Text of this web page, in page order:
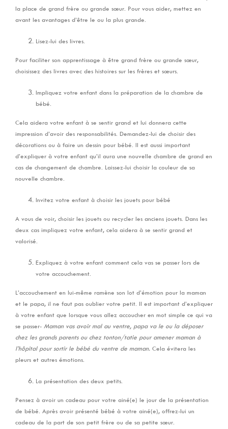
la place de grand frère ou grande sœur. Pour vous aider, mettez en
avant les avantages d’être le ou la plus grande.
Lisez-lui des livres.
Pour faciliter son apprentissage à être grand frère ou grande sœur,
choisissez des livres avec des histoires sur les frères et sœurs.
Impliquez votre enfant dans la préparation de la chambre de
bébé.
Cela aidera votre enfant à se sentir grand et lui donnera cette
impression d’avoir des responsabilités. Demandez-lui de choisir des
décorations ou à faire un dessin pour bébé. Il est aussi important
d’expliquer à votre enfant qu’il aura une nouvelle chambre de grand en
cas de changement de chambre. Laissez-lui choisir la couleur de sa
nouvelle chambre.
Invitez votre enfant à choisir les jouets pour bébé
A vous de voir, choisir les jouets ou recycler les anciens jouets. Dans les
deux cas impliquez votre enfant, cela aidera à se sentir grand et
valorisé.
Expliquez à votre enfant comment cela vas se passer lors de
votre accouchement.
L’accouchement en lui-même ramène son lot d’émotion pour la maman
et le papa, il ne faut pas oublier votre petit. Il est important d’expliquer
à votre enfant que lorsque vous allez accoucher en mot simple ce qui va
se passer- Maman vas avoir mal au ventre, papa va le ou la déposer
chez les grands parents ou chez tonton/tatie pour amener maman à
l’hôpital pour sortir le bébé du ventre de maman. Cela évitera les
pleurs et autres émotions.
La présentation des deux petits.
Pensez à avoir un cadeau pour votre ainé(e) le jour de la présentation
de bébé. Après avoir présenté bébé à votre ainé(e), offrez-lui un
cadeau de la part de son petit frère ou de sa petite sœur.